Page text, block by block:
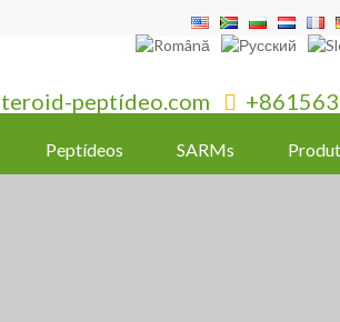
peptídeo.com 
Peptídeos SARMs